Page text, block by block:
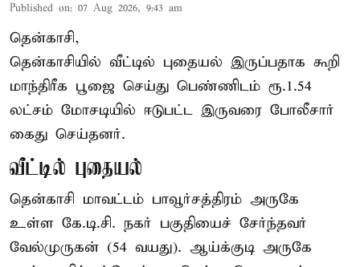
Published on: 07 Aug 2026, 9:43 am
தென்காசி,
தென்காசியில் வீட்டில் புதையல் இருப்பதாக கூறி
மாந்திரீக பூஜை செய்து பெண்ணிடம் ரூ.1.54
லட்சம் மோசடியில் ஈடுபட்ட இருவரை போலீசார்
கைது செய்தனர்.
வீட்டில் புதையல்
தென்காசி மாவட்டம் பாவூர்சத்திரம் அருகே
உள்ள கே.டி.சி. நகர் பகுதியைச் சேர்ந்தவர்
வேல்முருகன் (54 வயது). ஆய்க்குடி அருகே